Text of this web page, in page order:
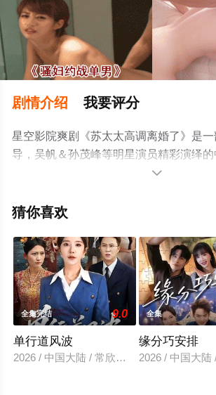
剧情介绍 我要评分
星空影院爽剧《苏太太高调离婚了》是
导，吴帆＆孙茂峰等明星演员精彩演绎
剧，大结局剧情已揭晓（全集完结），手
可移步至豆瓣电视剧、电视猫或剧情网等

猜你喜欢
全集完结 9.0
单行道风波
2026 / 中国大陆 / 常欣＆张昊文
全集
缘分巧安排
2026 / 中国大